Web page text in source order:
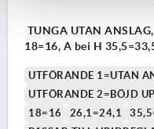
TUNGA UTAN
18=16, A bei H
UTFÖRANDE 1=UTAN
UTFÖRANDE 2=BÖJD
18=16
26,1=24,1